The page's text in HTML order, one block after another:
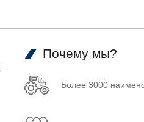
Почему мы?
Более 3000